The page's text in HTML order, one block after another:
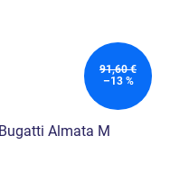
91,60 €
–13 %
Almata M